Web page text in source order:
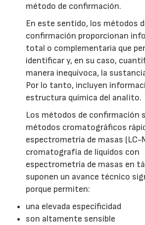
método de confirmación.
En este sentido, los métodos
confirmación proporcionan
total o complementaria que
identificar y, en su caso,
manera inequívoca, la
Por lo tanto, incluyen
estructura química del analito.
Los métodos de confirmación
métodos cromatográficos
espectrometría de masas (LC-
cromatografía de líquidos con
espectrometría de masas en
suponen un avance técnico
porque permiten:
una elevada especificidad
son altamente sensible